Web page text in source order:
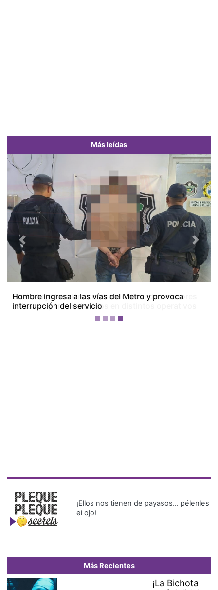
Más leídas
Colón bajo tensión: dos homicidios, dos menores
baleados y tres detenidos en distintos operativos
Previous Next
¡Ellos nos tienen de payasos… pélenles
el ojo!
Más Recientes
¡La Bichota